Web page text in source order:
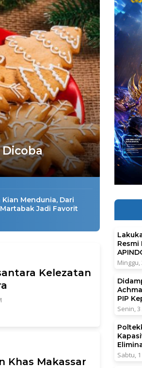
Mendunia, Dari
Jadi Favorit
Kelezatan
Khas Makassar
Resmi
Minggu,
PIP
Senin,
Sabtu,